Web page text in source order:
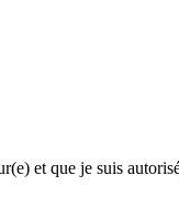
et que je suis